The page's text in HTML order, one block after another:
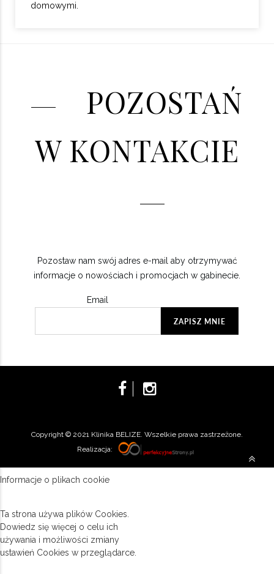
domowymi.
POZOSTAŃ
W KONTAKCIE
Pozostaw nam swój adres e-mail aby otrzymywać
informacje o nowościach i promocjach w gabinecie.
Email
Copyright © 2021 Klinika BELIZE. Wszelkie prawa zastrzeżone.
Realizacja:
Informacje o plikach cookie
Ta strona używa plików Cookies.
Dowiedz się więcej o celu ich
używania i możliwości zmiany
ustawień Cookies w przeglądarce.